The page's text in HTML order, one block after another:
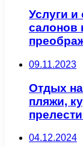
Услуги
салонов
09.11.2023
Отдых
пляжи,
04.12.2024